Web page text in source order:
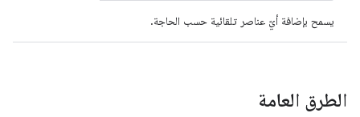
يسمح بإضافة أيّ عناصر تلقائية حسب الحاجة.
الطرق العامة